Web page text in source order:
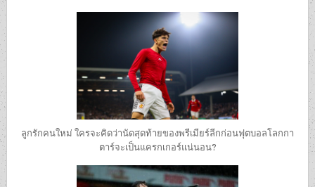
ลูกรักคนใหม่ ใครจะคิดว่านัดสุดท้ายของพรีเมียร์ลีกก่อนฟุตบอลโลกกา
ตาร์จะเป็นแครกเกอร์แน่นอน?